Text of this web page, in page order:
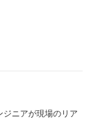
ジニアが現場のリア